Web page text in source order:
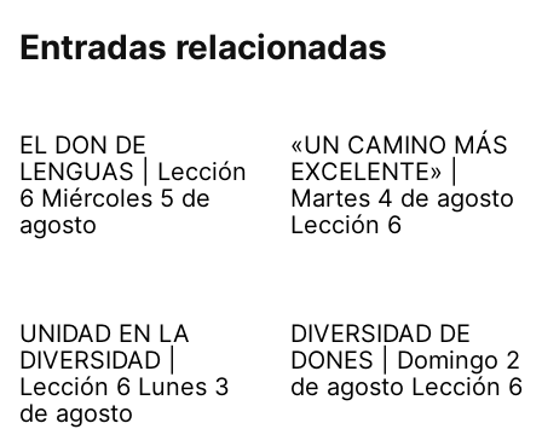
Entradas relacionadas
EL DON DE
LENGUAS | Lección
6 Miércoles 5 de
agosto
«UN CAMINO MÁS
EXCELENTE» |
Martes 4 de agosto
Lección 6
UNIDAD EN LA
DIVERSIDAD |
Lección 6 Lunes 3
de agosto
DIVERSIDAD DE
DONES | Domingo 2
de agosto Lección 6